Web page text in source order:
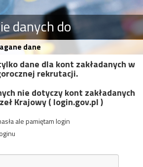
danych do
dane
dane dla kont zakładanych w
rekrutacji.
nie dotyczy kont zakładanych
Krajowy ( login.gov.pl )
ale pamiętam login